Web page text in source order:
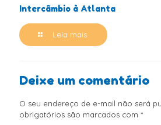
Intercâmbio à Atlanta
Leia mais
Deixe um comentário
O seu endereço de e-mail não será
obrigatórios são marcados com *